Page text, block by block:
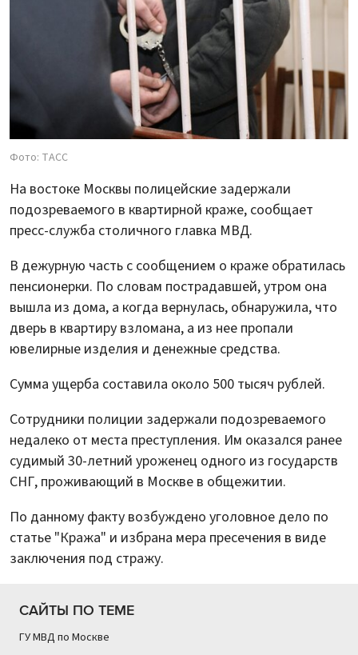
Фото: ТАСС
На востоке Москвы полицейские задержали
подозреваемого в квартирной краже, сообщает
пресс-служба столичного главка МВД.
В дежурную часть с сообщением о краже обратилась
пенсионерки. По словам пострадавшей, утром она
вышла из дома, а когда вернулась, обнаружила, что
дверь в квартиру взломана, а из нее пропали
ювелирные изделия и денежные средства.
Сумма ущерба составила около 500 тысяч рублей.
Сотрудники полиции задержали подозреваемого
недалеко от места преступления. Им оказался ранее
судимый 30-летний уроженец одного из государств
СНГ, проживающий в Москве в общежитии.
По данному факту возбуждено уголовное дело по
статье "Кража" и избрана мера пресечения в виде
заключения под стражу.
САЙТЫ ПО ТЕМЕ
ГУ МВД по Москве